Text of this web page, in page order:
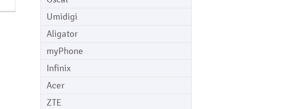
Umidigi
Aligator
myPhone
Infinix
Acer
ZTE